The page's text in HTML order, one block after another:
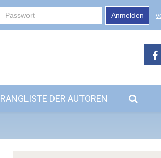
Anmelden
RANGLISTE DER AUTOREN